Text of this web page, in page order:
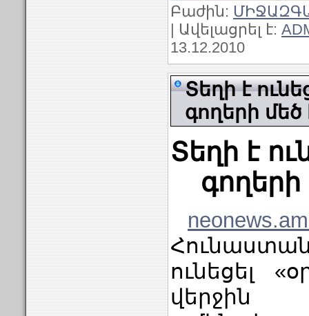
Բաժին:
| Ավելացրել է:
13.12.2010
Տեղի է
գողերի
Տեղի է
ունեցել
վերջին